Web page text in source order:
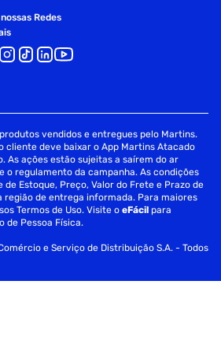
Redes
vendidos e entregues pelo Martins.
cliente deve baixar o App Martins Atacado
As ações estão sujeitas a saírem do ar
o regulamento da campanha. As condições
Estoque, Preço, Valor do Frete e Prazo de
região de entrega informada. Para maiores
Termos de Uso. Visite oeFácil para
de Pessoa Física.
e Serviço de Distribuição S.A. - Todos